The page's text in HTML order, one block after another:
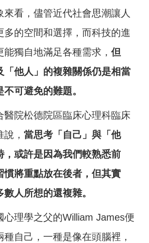
來看，儘管近代社會思潮讓人
多的空間和選擇，而科技的進
能獨自地滿足各種需求， 但
「他人」的複雜關係仍是相當
可避免的難題。
醫院松德院區臨床心理科臨床
， 當思考「自己」與「他
，或許是因為我們較熟悉前
慣將重點放在後者，但其實
數人所想的還複雜。
心理學之父的William James便
種自己，一種是像在頭腦裡，